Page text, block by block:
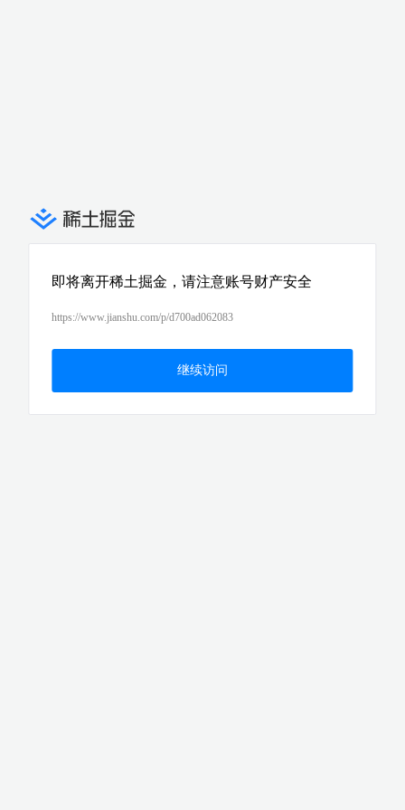
即将离开稀土掘金，请注意账号财产安全
https://www.jianshu.com/p/d700ad062083
继续访问